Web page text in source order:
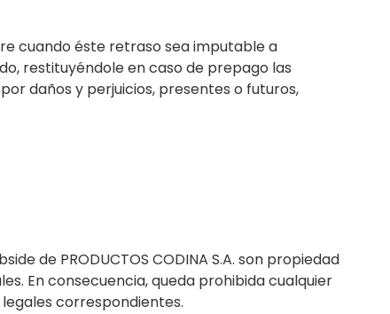
cuando éste retraso sea imputable a
restituyéndole en caso de prepago las
daños y perjuicios, presentes o futuros,
de PRODUCTOS CODINA S.A. son propiedad
En consecuencia, queda prohibida cualquier
legales correspondientes.